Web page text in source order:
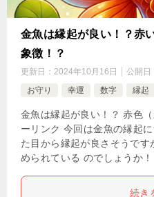
金魚は縁起が良い！？赤
象徴！？
更新日： 2024年10月16日 公開日
お守り
幸運 数字 縁起
金魚は縁起が良い！？ 赤色
ーリンク 今回は金魚の縁起
た目から縁起が良さそうで
められている のでしょうか
続き